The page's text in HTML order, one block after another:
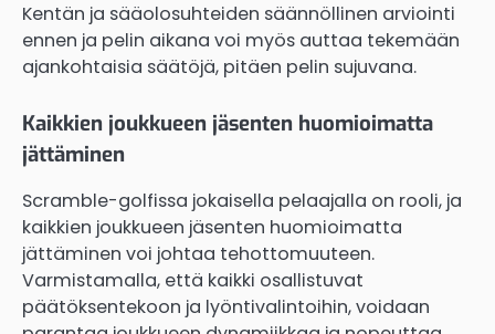
Kentän ja sääolosuhteiden säännöllinen arviointi
ennen ja pelin aikana voi myös auttaa tekemään
ajankohtaisia säätöjä, pitäen pelin sujuvana.
Kaikkien joukkueen jäsenten huomioimatta
jättäminen
Scramble-golfissa jokaisella pelaajalla on rooli, ja
kaikkien joukkueen jäsenten huomioimatta
jättäminen voi johtaa tehottomuuteen.
Varmistamalla, että kaikki osallistuvat
päätöksentekoon ja lyöntivalintoihin, voidaan